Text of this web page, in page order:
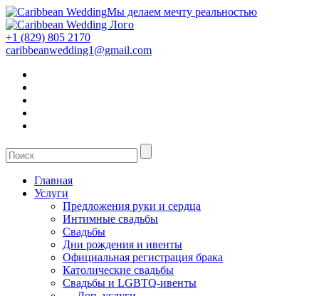
Мы делаем мечту реальностью
+1 (829) 805 2170
caribbeanwedding1@gmail.com
Главная
Услуги
Предложения руки и сердца
Интимные свадьбы
Свадьбы
Дни рождения и ивенты
Официальная регистрация брака
Католические свадьбы
Свадьбы и LGBTQ-ивенты